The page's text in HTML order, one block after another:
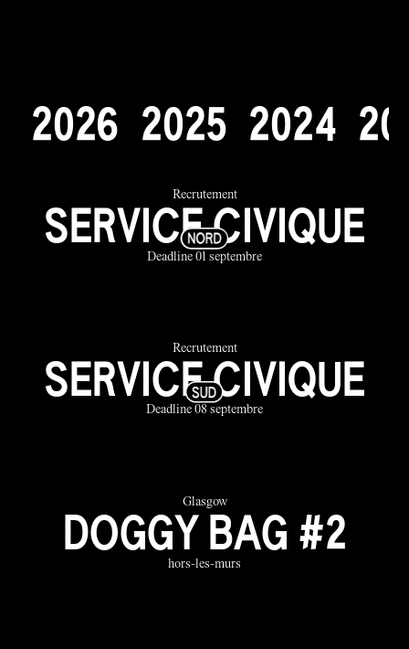
2026 2025 2024 20
Recrutement
SERVICE CIVIQUE
Deadline 01 septembre
Recrutement
SERVICE CIVIQUE
Deadline 08 septembre
Glasgow
DOGGY BAG #2
hors-les-murs